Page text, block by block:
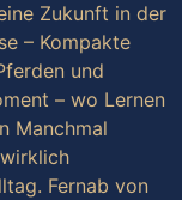
Zukunft in der
– Kompakte
und
– wo Lernen
Manchmal
Fernab von